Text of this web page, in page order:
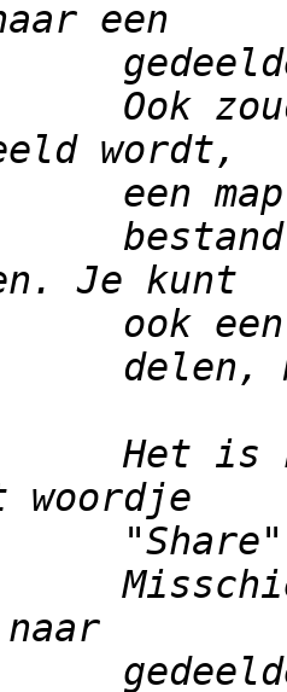
Ook
delen,
Het is